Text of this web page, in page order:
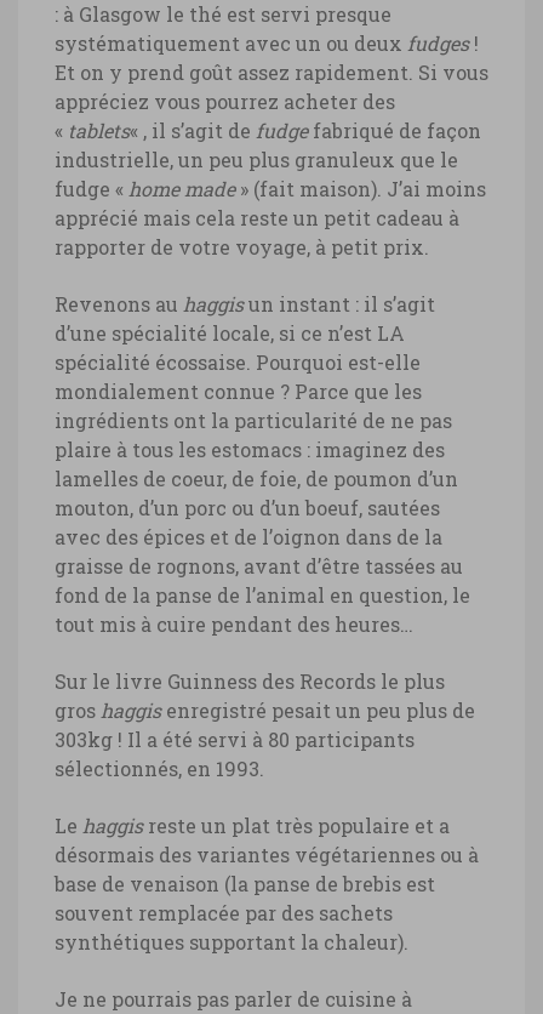
cuisine Écosse, pie de boeuf
cuisine Écosse, pie de boeuf © Marie-
Ange Ostré
: à Glasgow le thé est servi presque
systématiquement avec un ou deux fudges!
Et on y prend goût assez rapidement. Si vous
appréciez vous pourrez acheter des
« tablets« , il s’agit de fudgefabriqué de façon
industrielle, un peu plus granuleux que le
fudge « home made» (fait maison). J’ai moins
apprécié mais cela reste un petit cadeau à
rapporter de votre voyage, à petit prix.
Revenons au haggisun instant : il s’agit
d’une spécialité locale, si ce n’est LA
spécialité écossaise. Pourquoi est-elle
mondialement connue ? Parce que les
ingrédients ont la particularité de ne pas
plaire à tous les estomacs : imaginez des
lamelles de coeur, de foie, de poumon d’un
mouton, d’un porc ou d’un boeuf, sautées
avec des épices et de l’oignon dans de la
graisse de rognons, avant d’être tassées au
fond de la panse de l’animal en question, le
tout mis à cuire pendant des heures…
Sur le livre Guinness des Records le plus
groshaggisenregistré pesait un peu plus de
303kg ! Il a été servi à 80 participants
sélectionnés, en 1993.
Le haggisreste un plat très populaire et a
désormais des variantes végétariennes ou à
base de venaison (la panse de brebis est
souvent remplacée par des sachets
synthétiques supportant la chaleur).
Je ne pourrais pas parler de cuisine à